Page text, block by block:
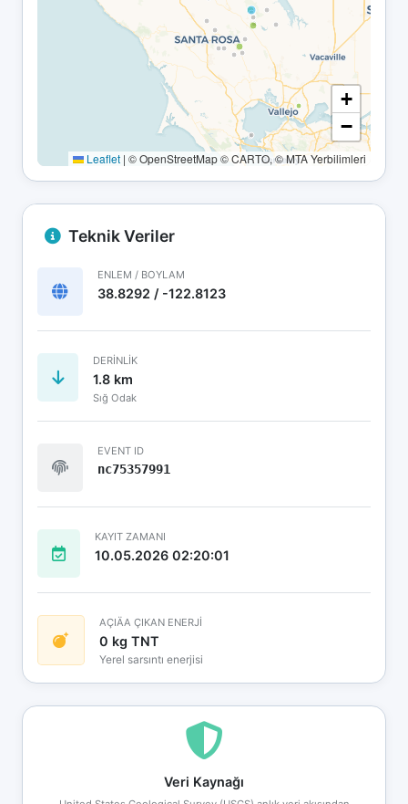
+
−
Leaflet | © OpenStreetMap © CARTO, © MTA Yerbilimleri
Teknik Veriler
ENLEM / BOYLAM
38.8292 / -122.8123
DERINLIK
1.8 km
Sığ Odak
EVENT ID
nc75357991
KAYIT ZAMANI
10.05.2026 02:20:01
AÇIÄA ÇIKAN ENERJİ
0 kg TNT
Yerel sarsıntı enerjisi
Veri Kaynağı